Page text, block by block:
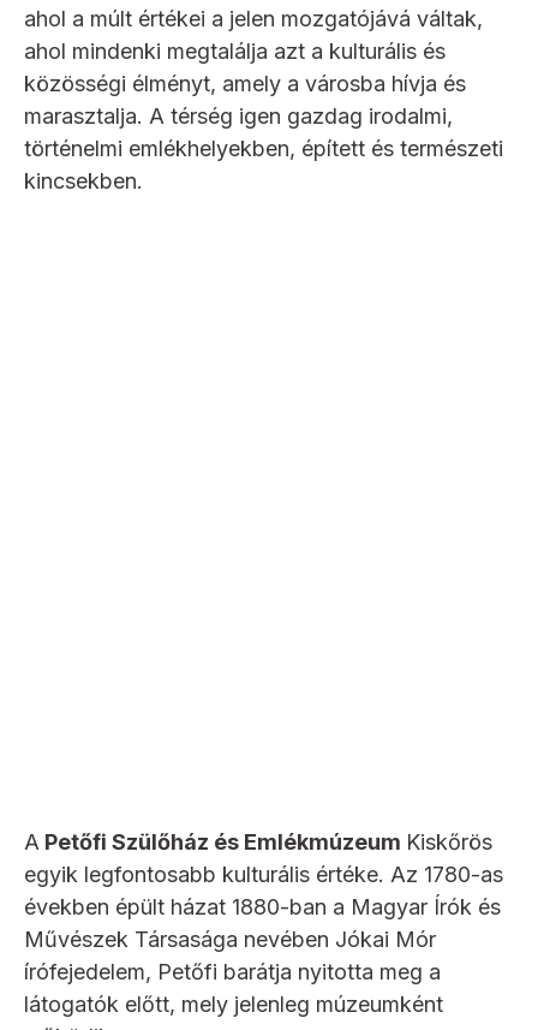
ahol a múlt értékei a jelen mozgatójává váltak,
ahol mindenki megtalálja azt a kulturális és
közösségi élményt, amely a városba hívja és
marasztalja. A térség igen gazdag irodalmi,
történelmi emlékhelyekben, épített és természeti
kincsekben.
A Petőfi Szülőház és Emlékmúzeum Kiskőrös
egyik legfontosabb kulturális értéke. Az 1780-as
években épült házat 1880-ban a Magyar Írók és
Művészek Társasága nevében Jókai Mór
írófejedelem, Petőfi barátja nyitotta meg a
látogatók előtt, mely jelenleg múzeumként